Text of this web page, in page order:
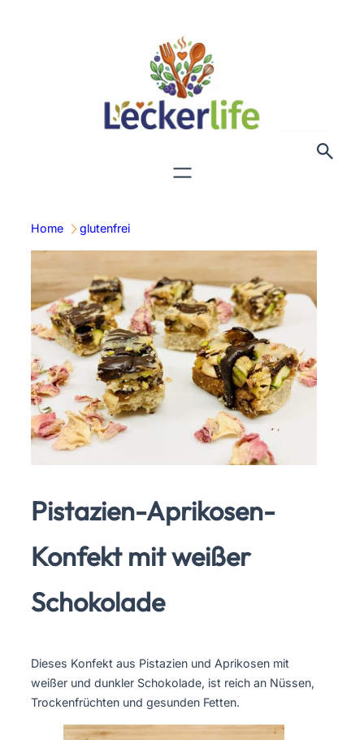
Home glutenfrei
Pistazien-Aprikosen-
Konfekt mit weißer
Schokolade
Dieses Konfekt aus Pistazien und Aprikosen mit
weißer und dunkler Schokolade, ist reich an Nüssen,
Trockenfrüchten und gesunden Fetten.